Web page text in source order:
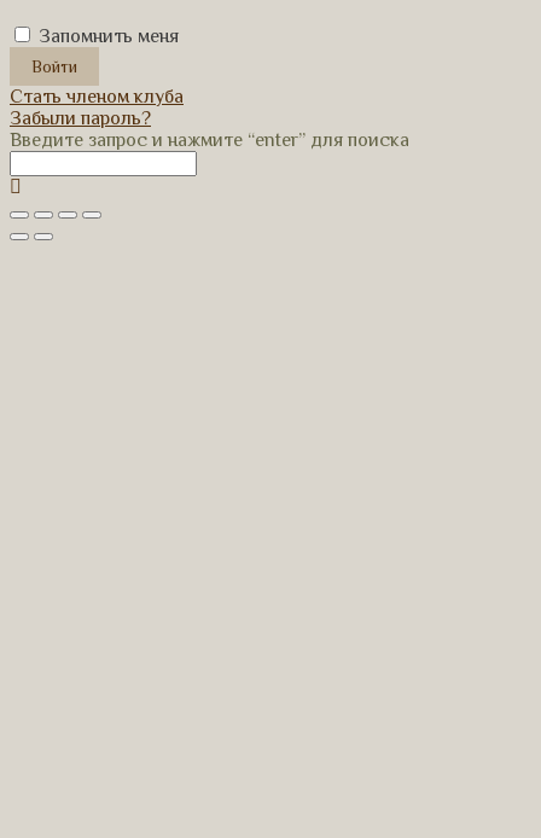
Запомнить меня
Стать членом клуба
Забыли пароль?
Введите запрос и нажмите “enter” для поиска